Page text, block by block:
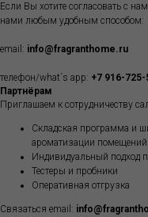
Если Вы хотите согласовать с
нами любым удобным способом:
email: info@fragranthome.ru
телефон/what`s app: +7 916-
Партнёрам
Приглашаем к сотрудничеству
Складская программа и
ароматизации помещений
Индивидуальный подход
Тестеры и пробники
Оперативная отгрузка
Связаться email: